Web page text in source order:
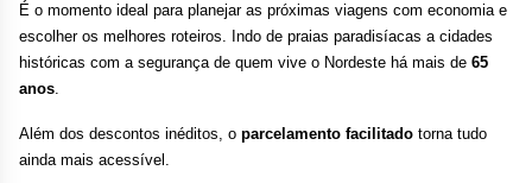
É o momento ideal para planejar as próximas viagens com economia e
escolher os melhores roteiros. Indo de praias paradisíacas a cidades
históricas com a segurança de quem vive o Nordeste há mais de 65
anos.
Além dos descontos inéditos, o parcelamento facilitado torna tudo
ainda mais acessível.